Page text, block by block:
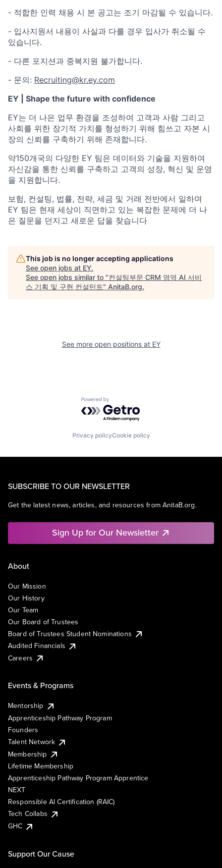
- 적합한 인력 채용 시 본 공고는 조기 마감될 수 있습니다.
- 입사지원서 내용이 사실과 다를 경우 입사가 취소될 수
있습니다.
- 다른 포지션과 중복지원 불가합니다.
- 문의: Recruiting@kr.ey.com
EY | Shape the future with confidence
EY는 더 나은 업무 환경을 조성하여 고객과 사람 그리고
사회를 위한 장기적 가치를 형성하기 위해 힘쓰고 자본 시
장의 신뢰를 구축하기 위해 존재합니다.
약150개국의 다양한 EY 팀은 데이터와 기술을 지원하여
자신감을 통한 신뢰를 구축하고 고객의 성장, 혁신 및 운영
을 지원합니다.
보험, 컨설팅, 법률, 전략, 세금 및 거래 전반에서 일하며
EY 팀은 현재 세상이 직면하고 있는 복잡한 문제에 더 나
은 질문을 던지고 새로운 답을 찾습니다
This job is no longer accepting applications
See open jobs at EY.
See open jobs similar to "컨설팅부문 CRM 영역 AI 서비
스 기획 및 구현 컨설턴트" AnitaB.org.
See more open positions at EY
Powered by Getro.com
Privacy policyCookie policy
SUBSCRIBE TO OUR NEWSLETTER
Get the latest news, articles, and resources from AnitaB.org.
Sign Up for Our Newsletter
About
Our Mission
Our History
Our Team
Our Board of Trustees
Board of Trustees Student Nominations
Audited Financials
Careers
Events & Programs
Mentorship
Apprenticeship Pathway Program
Founders
Talent Network
Membership
Lifetime Membership
Apprenticeship Pathway Program Apprentice
NEXT
Responsible AI Certification (RAIC)
Tech Collabs
GHC
Support Our Cause